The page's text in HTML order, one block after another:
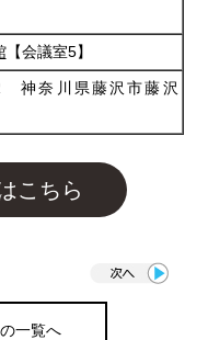
【会議室5】
神奈川県藤沢市藤沢
こちら
一覧へ